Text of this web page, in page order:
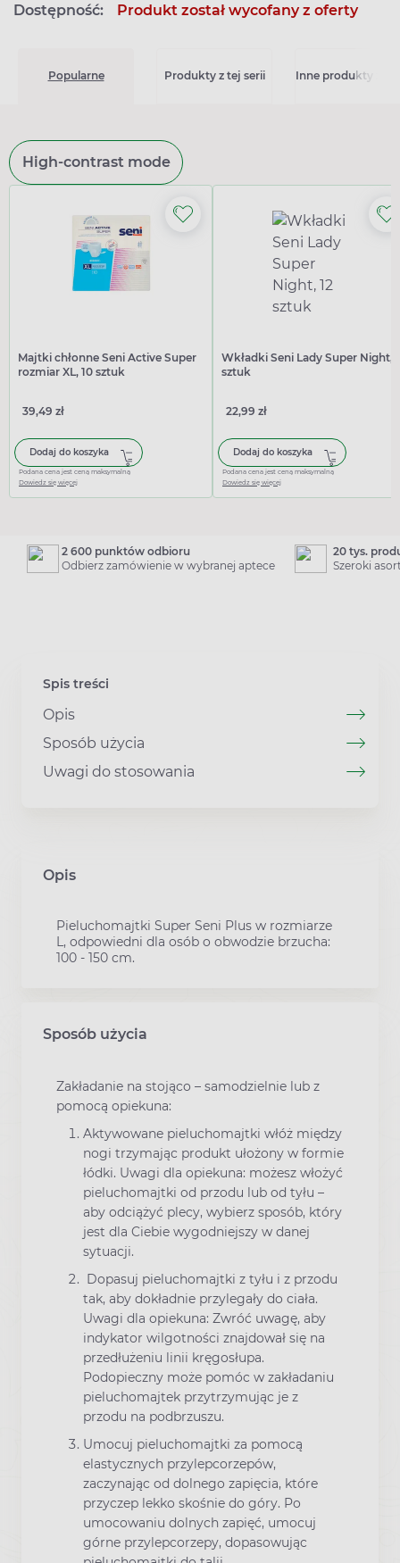
Dostępność: Produkt został wycofany z oferty
Popularne Produkty z tej serii Inne produkty z
High-contrast mode
Majtki chłonne Seni Active Super
rozmiar XL, 10 sztuk
39,49 zł
Dodaj do koszyka
Podana cena jest ceną maksymalną
Dowiedz się więcej
Wkładki Seni Lady Super Night,
sztuk
22,99 zł
Dodaj do koszyka
Podana cena jest ceną maksymalną
Dowiedz się więcej
2 600 punktów odbioru
Odbierz zamówienie w wybranej aptece
20 tys.
Szeroki
Spis treści
Opis
Sposób użycia
Uwagi do stosowania
Opis
Pieluchomajtki Super Seni Plus w rozmiarze
L, odpowiedni dla osób o obwodzie brzucha:
100 - 150 cm.
Sposób użycia
Zakładanie na stojąco – samodzielnie lub z
pomocą opiekuna:
Aktywowane pieluchomajtki włóż między
nogi trzymając produkt ułożony w formie
łódki. Uwagi dla opiekuna: możesz włożyć
pieluchomajtki od przodu lub od tyłu –
aby odciążyć plecy, wybierz sposób, który
jest dla Ciebie wygodniejszy w danej
sytuacji.
Dopasuj pieluchomajtki z tyłu i z przodu
tak, aby dokładnie przylegały do ciała.
Uwagi dla opiekuna: Zwróć uwagę, aby
indykator wilgotności znajdował się na
przedłużeniu linii kręgosłupa.
Podopieczny może pomóc w zakładaniu
pieluchomajtek przytrzymując je z
przodu na podbrzuszu.
Umocuj pieluchomajtki za pomocą
elastycznych przylepcorzepów,
zaczynając od dolnego zapięcia, które
przyczep lekko skośnie do góry. Po
umocowaniu dolnych zapięć, umocuj
górne przylepcorzepy, dopasowując